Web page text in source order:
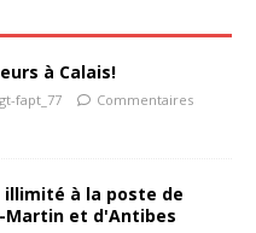
à Calais!
fapt_77
Commentaires
illimité à la poste de
Martin et d'Antibes